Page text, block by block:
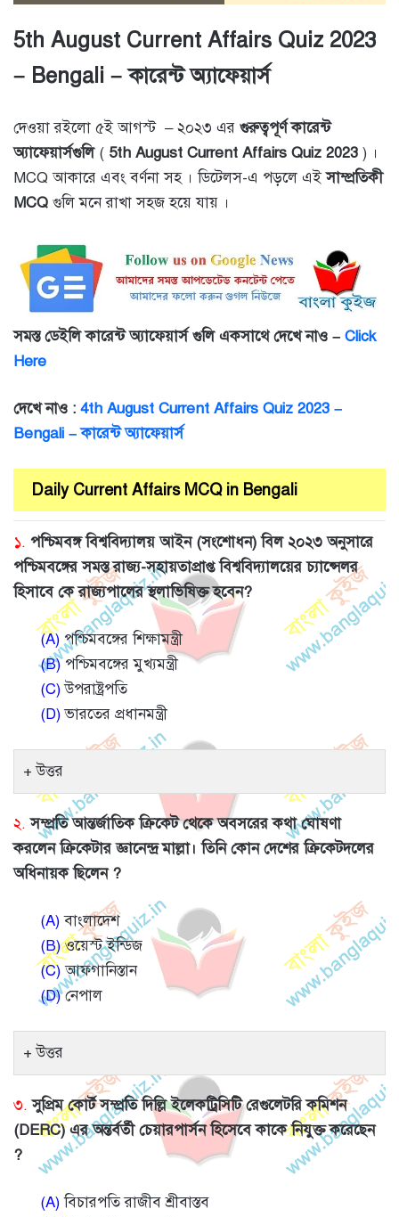
5th August Current Affairs Quiz 2023
– Bengali – কারেন্ট অ্যাফেয়ার্স
দেওয়া রইলো ৫ই আগস্ট – ২০২৩ এর গুরুত্বপূর্ণ কারেন্ট
অ্যাফেয়ার্সগুলি( 5th August Current Affairs Quiz 2023 ) ।
MCQ আকারে এবং বর্ণনা সহ । ডিটেলস-এ পড়লে এইসাম্প্রতিকী
MCQ গুলি মনে রাখা সহজ হয়ে যায় ।
সমস্ত ডেইলি কারেন্ট অ্যাফেয়ার্স গুলি একসাথে দেখে নাও – Click
Here
দেখে নাও : 4th August Current Affairs Quiz 2023 –
Bengali – কারেন্ট অ্যাফেয়ার্স
Daily Current Affairs MCQ in Bengali
১. পশ্চিমবঙ্গ বিশ্ববিদ্যালয় আইন (সংশোধন) বিল ২০২৩ অনুসারে
পশ্চিমবঙ্গের সমস্ত রাজ্য-সহায়তাপ্রাপ্ত বিশ্ববিদ্যালয়ের চ্যান্সেলর
হিসাবে কে রাজ্যপালের স্থলাভিষিক্ত হবেন?
(A)পশ্চিমবঙ্গের শিক্ষামন্ত্রী
(B)পশ্চিমবঙ্গের মুখ্যমন্ত্রী
(C)উপরাষ্ট্রপতি
(D)ভারতের প্রধানমন্ত্রী
উত্তর
২. সম্প্রতি আন্তর্জাতিক ক্রিকেট থেকে অবসরের কথা ঘোষণা
করলেন ক্রিকেটার জ্ঞানেন্দ্র মাল্লা। তিনি কোন দেশের ক্রিকেটদলের
অধিনায়ক ছিলেন ?
(A)বাংলাদেশ
(B)ওয়েস্ট ইন্ডিজ
(C)আফগানিস্তান
(D)নেপাল
উত্তর
৩. সুপ্রিম কোর্ট সম্প্রতি দিল্লি ইলেকট্রিসিটি রেগুলেটরি কমিশন
(DERC) এর অন্তর্বর্তী চেয়ারপার্সন হিসেবে কাকে নিযুক্ত করেছেন
?
(A)বিচারপতি রাজীব শ্রীবাস্তব